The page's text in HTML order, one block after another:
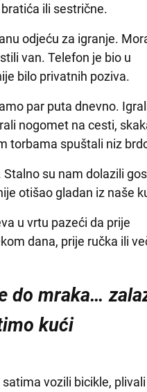
ili sestrične.
odjeću za igranje.
van. Telefon je bio u
bilo privatnih poziva.
par puta dnevno.
nogomet na cesti,
torbama spuštali niz
su nam dolazili
otišao gladan iz naše
u vrtu pazeći da prije
dana, prije ručka ili
do mraka…
kući
vozili bicikle, plivali